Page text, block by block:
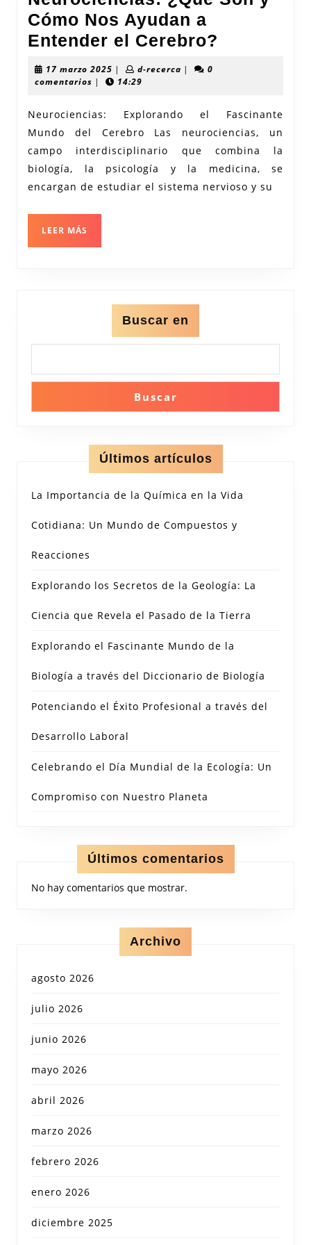
Cómo Nos Ayudan a
Entender el Cerebro?
Cómo
Nos
Ayudan
a
17 marzo 2025 17
marzo
| d-recercad-|
0
comentarios | 14:29
Neurociencias: Explorando el Fascinante
Mundo del Cerebro Las neurociencias, un
campo interdisciplinario que combina la
biología, la psicología y la medicina, se
encargan de estudiar el sistema nervioso y su
LEER MÁS
Buscar en
Buscar
Últimos artículos
La Importancia de la Química en la Vida
Cotidiana: Un Mundo de Compuestos y
Reacciones
Explorando los Secretos de la Geología: La
Ciencia que Revela el Pasado de la Tierra
Explorando el Fascinante Mundo de la
Biología a través del Diccionario de Biología
Potenciando el Éxito Profesional a través del
Desarrollo Laboral
Celebrando el Día Mundial de la Ecología: Un
Compromiso con Nuestro Planeta
Últimos comentarios
No hay comentarios que mostrar.
Archivo
agosto 2026
julio 2026
junio 2026
mayo 2026
abril 2026
marzo 2026
febrero 2026
enero 2026
diciembre 2025